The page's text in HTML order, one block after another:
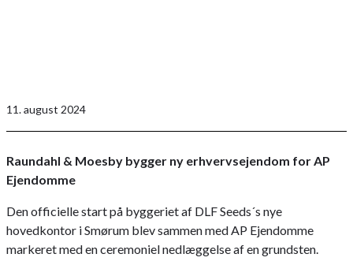
11. august 2024
Raundahl & Moesby bygger ny erhvervsejendom for AP
Ejendomme
Den officielle start på byggeriet af DLF Seeds´s nye
hovedkontor i Smørum blev sammen med AP Ejendomme
markeret med en ceremoniel nedlæggelse af en grundsten.